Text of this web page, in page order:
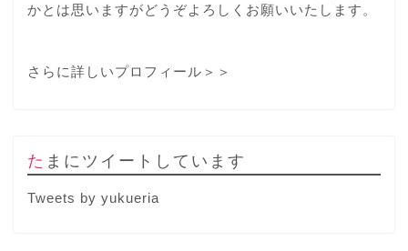
かとは思いますがどうぞよろしくお願いいたします。
さらに詳しいプロフィール＞＞
たまにツイートしています
Tweets by yukueria